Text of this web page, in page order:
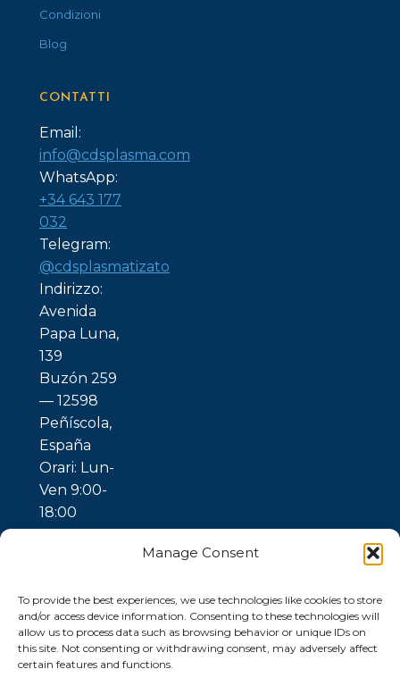
Manage Consent
To provide the best experiences, we use technologies like cookies to store
and/or access device information. Consenting to these technologies will
allow us to process data such as browsing behavior or unique IDs on
this site. Not consenting or withdrawing consent, may adversely affect
certain features and functions.
Condizioni
Blog
CONTATTI
Email:
info@cdsplasma.com
WhatsApp:
+34 643 177
032
Telegram:
@cdsplasmatizato
Indirizzo:
Avenida
Papa Luna,
139
Buzón 259
— 12598
Peñíscola,
España
Orari: Lun-
Ven 9:00-
18:00
© 2026 Ubuntu